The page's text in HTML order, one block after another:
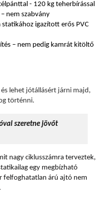
- 120 kg teherbírással
nem szabvány
igazított erős PVC
– nem pedig kamrát kitöltő
lehet jótállásért járni majd,
történni.
szeretne jövőt
nagy ciklusszámra terveztek,
egy megbízható
felfoghatatlan árú ajtó nem